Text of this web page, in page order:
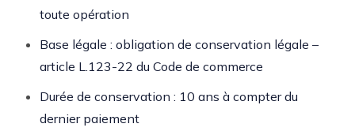
toute opération
Base légale : obligation de conservation légale –
article L.123-22 du Code de commerce
Durée de conservation : 10 ans à compter du
dernier paiement